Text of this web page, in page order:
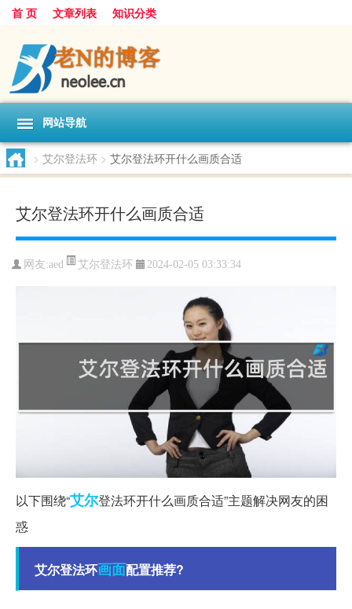
首 页 文章列表 知识分类
网站导航
> 艾尔登法环 > 艾尔登法环开什么画质合适
艾尔登法环开什么画质合适
网友:aed 艾尔登法环 2024-02-05 03:33:34
以下围绕“艾尔登法环开什么画质合适”主题解决网友的困
惑
艾尔登法环画面配置推荐?